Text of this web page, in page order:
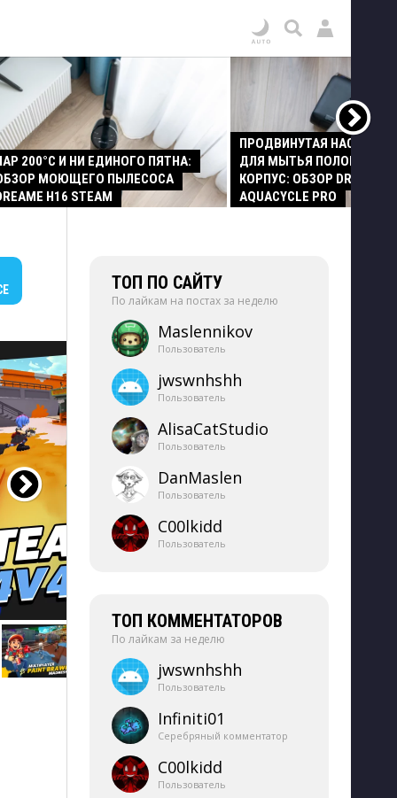
200°C И НИ ЕДИНОГО ПЯТНА:
МОЮЩЕГО ПЫЛЕСОСА
H16 STEAM
ПРОДВИНУТАЯ НАСАДКА
ДЛЯ МЫТЬЯ ПОЛОВ И
КОРПУС: ОБЗОР DREAME
AQUACYCLE PRO
ТОП ПО САЙТУ
По лайкам на постах за неделю
Maslennikov
Пользователь
jwswnhshh
Пользователь
AlisaCatStudio
Пользователь
DanMaslen
Пользователь
C00lkidd
Пользователь
ТОП КОММЕНТАТОРОВ
По лайкам за неделю
jwswnhshh
Пользователь
Infiniti01
Серебряный комментатор
C00lkidd
Пользователь